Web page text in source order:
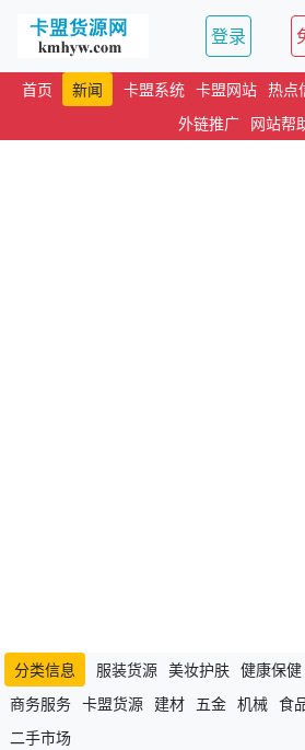
登录
首页 新闻 卡盟系统 卡盟网站 热点
外链推广
网站帮
分类信息 服装货源 美妆护肤 健康保健
商务服务 卡盟货源 建材 五金 机械 食
二手市场